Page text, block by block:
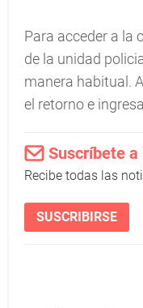
Para acceder a la
de la unidad
manera habitual.
el retorno e
Suscríbete
Recibe todas las
SUSCRIBIRSE